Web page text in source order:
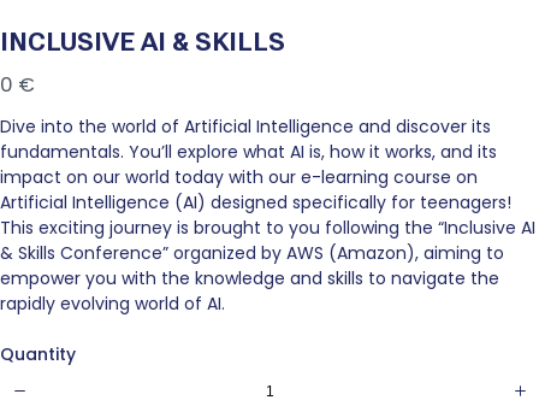
INCLUSIVE AI & SKILLS
N
w
0 €
Dive into the world of Artificial Intelligence and discover its
fundamentals. You’ll explore what AI is, how it works, and its
impact on our world today with our e-learning course on
Artificial Intelligence (AI) designed specifically for teenagers!
This exciting journey is brought to you following the “Inclusive AI
& Skills Conference” organized by AWS (Amazon), aiming to
empower you with the knowledge and skills to navigate the
rapidly evolving world of AI.
Quantity